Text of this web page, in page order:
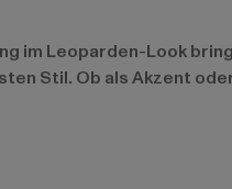
im Leoparden-Look
Stil. Ob als Akzent